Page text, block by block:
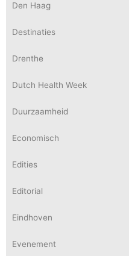
Den Haag
Destinaties
Drenthe
Dutch Health Week
Duurzaamheid
Economisch
Edities
Editorial
Eindhoven
Evenement